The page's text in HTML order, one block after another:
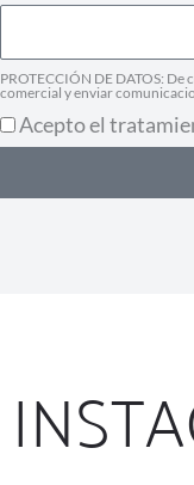
PROTECCIÓN DE DATOS:
comercial y enviar
Acepto el